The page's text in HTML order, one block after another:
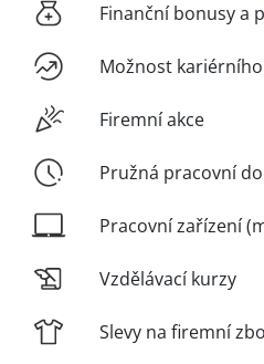
Finanční bonusy a
Možnost
Firemní akce
Pružná pracovní
Pracovní zařízení
Vzdělávací kurzy
Slevy na firemní